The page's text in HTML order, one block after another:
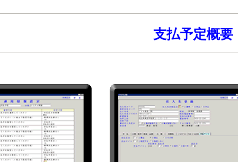
支払予定概要